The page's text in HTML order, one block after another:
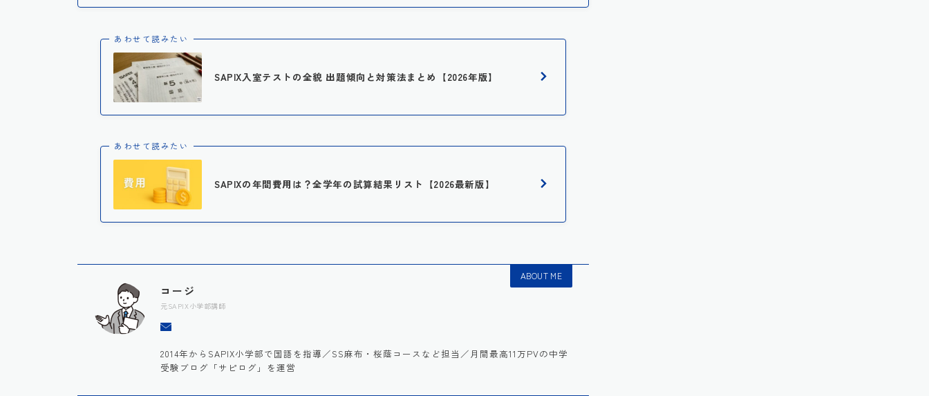
あわせて読みたい
SAPIX入室テストの全貌 出題傾向と対策法まとめ【2026年版】
あわせて読みたい
SAPIXの年間費用は？全学年の試算結果リスト【2026最新版】
ABOUT ME
コージ
元SAPIX小学部講師
2014年からSAPIX小学部で国語を指導／SS麻布・桜蔭コースなど担当／月間最高11万PVの中学
受験ブログ「サピログ」を運営